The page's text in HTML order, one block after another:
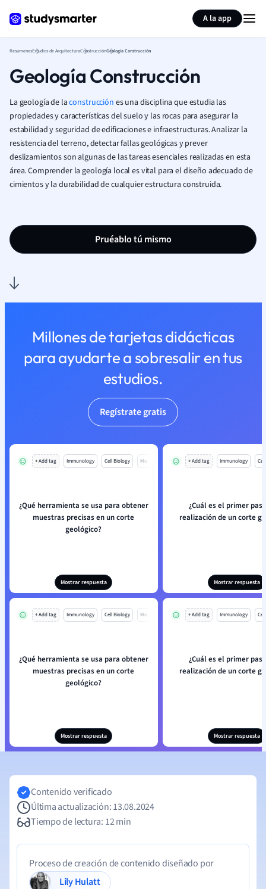
A la app
ResumenesEstudios de ArquitecturaConstrucciónGeología Construcción
Geología Construcción
La geología de laconstrucción es una disciplina que estudia las
propiedades y características del suelo y las rocas para asegurar la
estabilidad y seguridad de edificaciones e infraestructuras. Analizar la
resistencia del terreno, detectar fallas geológicas y prever
deslizamientos son algunas de las tareas esenciales realizadas en esta
área. Comprender la geología local es vital para el diseño adecuado de
cimientos y la durabilidad de cualquier estructura construida.
Pruéablo tú mismo
Millones de tarjetas didácticas
para ayudarte a sobresalir en tus
estudios.
Regístrate gratis
+ Add tag Immunology Cell Biology Mo
¿Qué herramienta se usa para obtener
muestras precisas en un corte
geológico?
Mostrar respuesta
+ Add tag Immunology
¿Cuál es el primer
realización de un corte
Mostrar respuesta
+ Add tag Immunology Cell Biology Mo
¿Qué herramienta se usa para obtener
muestras precisas en un corte
geológico?
Mostrar respuesta
+ Add tag Immunology
¿Cuál es el primer
realización de un corte
Mostrar respuesta
Resumir página
Contenido verificado
Última actualización: 13.08.2024
Tiempo de lectura: 12 min
Proceso de creación de contenido diseñado por
Lily Hulatt